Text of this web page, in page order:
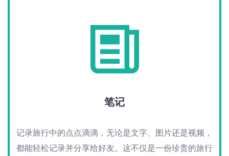
笔记
记录旅行中的点点滴滴，无论是文字、图片还是视频，
都能轻松记录并分享给好友。这不仅是一份珍贵的旅行